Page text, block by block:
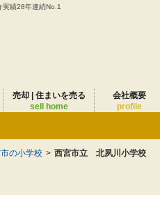
績28年連続No.1
売却 | 住まいを売る
sell home
会社概要
profile
の小学校 > 西宮市立 北夙川小学校